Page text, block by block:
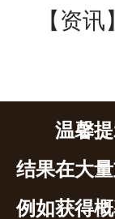
【资
温馨
结果在大
例如获得